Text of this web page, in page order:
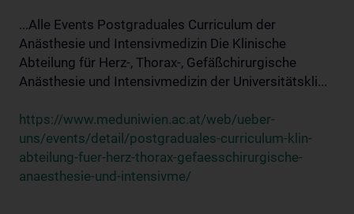
...Alle Events Postgraduales Curriculum der
Anästhesie und Intensivmedizin Die Klinische
Abteilung für Herz-, Thorax-, Gefäßchirurgische
Anästhesie und Intensivmedizin der Universitätskli...
https://www.meduniwien.ac.at/web/ueber-
uns/events/detail/postgraduales-curriculum-klin-
abteilung-fuer-herz-thorax-gefaesschirurgische-
anaesthesie-und-intensivme/